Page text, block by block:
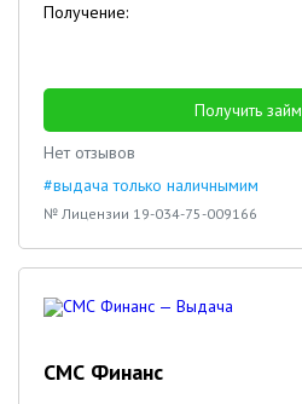
Получение:
Получить займ
Нет отзывов
#выдача только наличнымим
№ Лицензии 19-034-75-009166
СМС Финанс